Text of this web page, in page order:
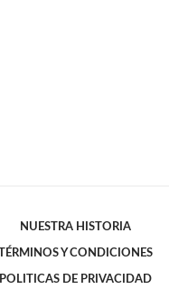
NUESTRA HISTORIA
TÉRMINOS Y CONDICIONES
POLITICAS DE PRIVACIDAD